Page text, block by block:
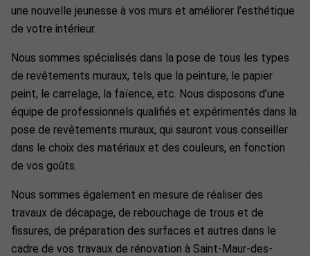
une nouvelle jeunesse à vos murs et améliorer l’esthétique
de votre intérieur.
Nous sommes spécialisés dans la pose de tous les types
de revêtements muraux, tels que la peinture, le papier
peint, le carrelage, la faïence, etc. Nous disposons d’une
équipe de professionnels qualifiés et expérimentés dans la
pose de revêtements muraux, qui sauront vous conseiller
dans le choix des matériaux et des couleurs, en fonction
de vos goûts.
Nous sommes également en mesure de réaliser des
travaux de décapage, de rebouchage de trous et de
fissures, de préparation des surfaces et autres dans le
cadre de vos travaux de rénovation à Saint-Maur-des-